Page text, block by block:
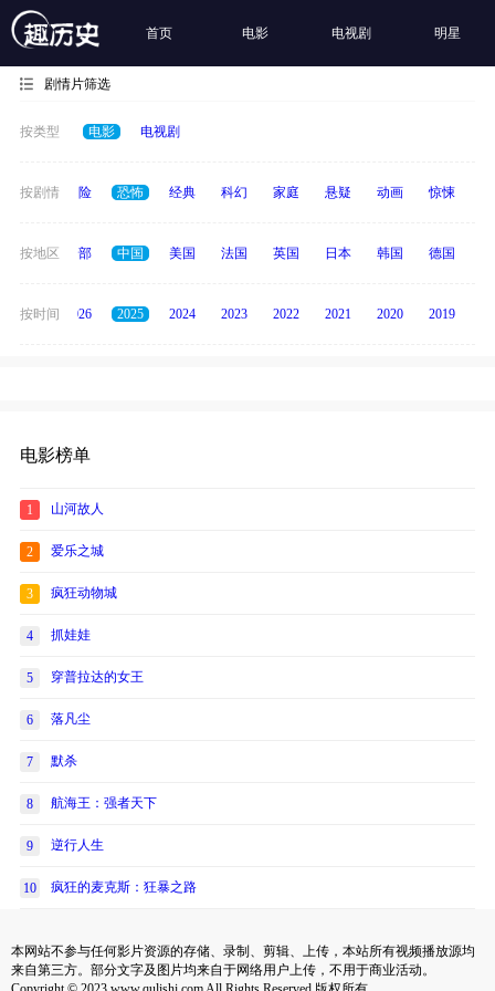
首页 电影 电视剧 明星
剧情片筛选
按类型 电影 电视剧
按剧情
爱情 冒险 恐怖 经典 科幻 家庭 悬疑 动画 惊悚
按地区 全部 中国 美国 法国 英国 日本 韩国 德国
按时间
全部 2026 2025 2024 2023 2022 2021 2020 2019
电影榜单
1 山河故人
2 爱乐之城
3 疯狂动物城
4 抓娃娃
5 穿普拉达的女王
6 落凡尘
7 默杀
8 航海王：强者天下
9 逆行人生
10 疯狂的麦克斯：狂暴之路
本网站不参与任何影片资源的存储、录制、剪辑、上传，本站所有视频播放源均
来自第三方。部分文字及图片均来自于网络用户上传，不用于商业活动。